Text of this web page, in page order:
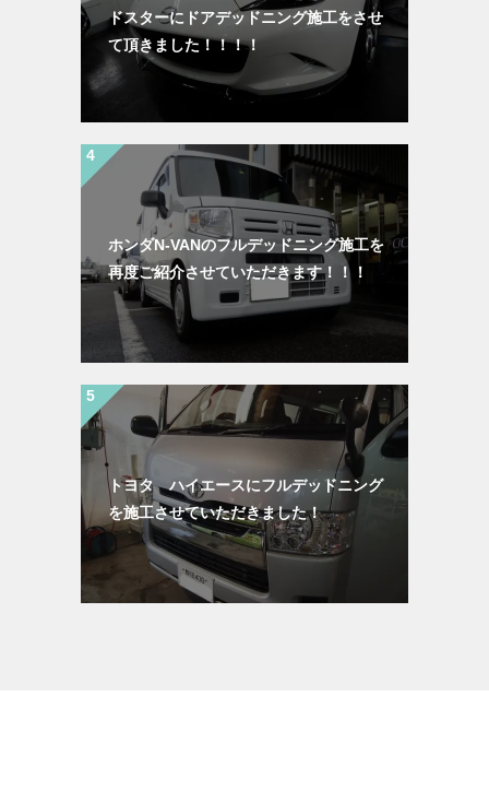
ドスターにドアデッドニング施工をさせ
て頂きました！！！！
ホンダN-VANのフルデッドニング施工を
再度ご紹介させていただきます！！！
トヨタ ハイエースにフルデッドニング
を施工させていただきました！